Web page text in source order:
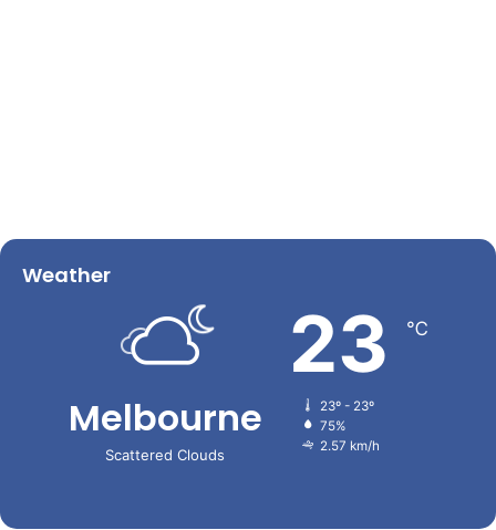
Weather
Melbourne
Scattered Clouds
23 ℃
23º - 23º
75%
2.57 km/h